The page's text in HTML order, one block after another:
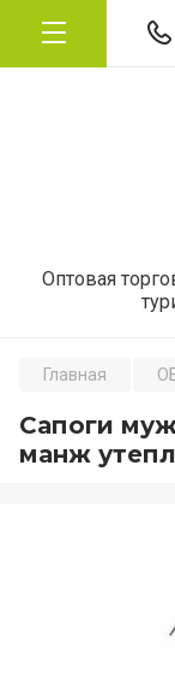
Оптовая
Главная
Сапоги
манж